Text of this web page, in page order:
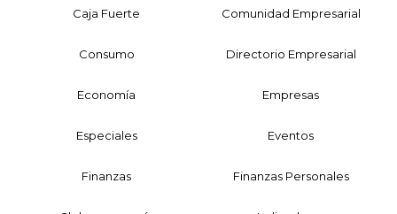
Caja Fuerte Comunidad Empresarial
Consumo Directorio Empresarial
Economía Empresas
Especiales Eventos
Finanzas Finanzas Personales